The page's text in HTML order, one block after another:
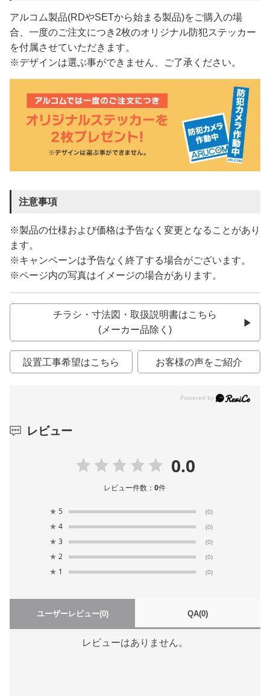
アルコム製品(RDやSETから始まる製品)をご購入の場
合、一度のご注文につき2枚のオリジナル防犯ステッカー
を付属させていただきます。
※デザインは選ぶ事ができません、ご了承ください。
注意事項
※製品の仕様および価格は予告なく変更となることがあり
ます。
※キャンペーンは予告なく終了する場合がございます。
※ページ内の写真はイメージの場合があります。
チラシ・寸法図・取扱説明書はこちら
(メーカー品除く)
設置工事希望はこちら お客様の声をご紹介
レビュー
0.0
レビュー件数：0件
★ 5 (0)
★ 4 (0)
★ 3 (0)
★ 2 (0)
★ 1 (0)
ユーザーレビュー(0) QA(0)
レビューはありません。